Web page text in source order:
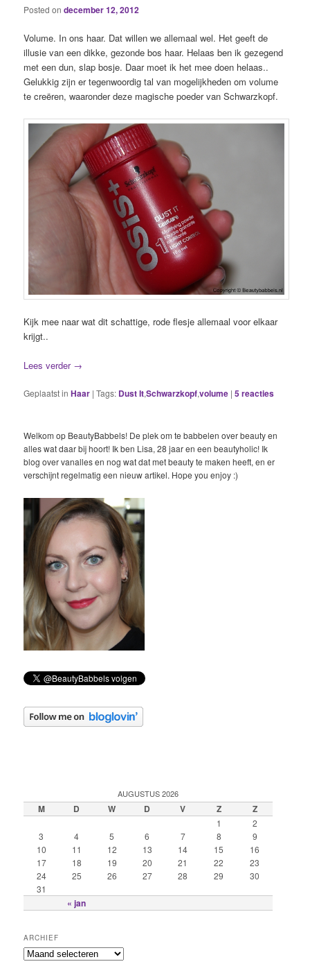
Posted ondecember 12, 2012
Volume. In ons haar. Dat willen we allemaal wel. Het geeft de
illusie van een dikke, gezonde bos haar. Helaas ben ik gezegend
met een dun, slap bosje. Daar moet ik het mee doen helaas..
Gelukkig zijn er tegenwoordig tal van mogelijkheden om volume
te creëren, waaronder deze magische poeder van Schwarzkopf.
Kijk mee naar wat dit schattige, rode flesje allemaal voor elkaar
krijgt..
Lees verder →
Geplaatst in Haar |Tags: Dust It,Schwarzkopf,volume |5reacties
Welkom op BeautyBabbels! De plek om te babbelen over beauty en
alles wat daar bij hoort! Ik ben Lisa, 28 jaar en een beautyholic! Ik
blog over vanalles en nog wat dat met beauty te maken heeft, en er
verschijnt regelmatig een nieuw artikel. Hope you enjoy :)
AUGUSTUS 2026
M D W D V Z Z
« jan
1
2
3
4 5 6 7 8
9
10
11 12 13 14 15
16
17
18 19 20 21 22
23
24
25 26 27 28 29
30
31
ARCHIEF